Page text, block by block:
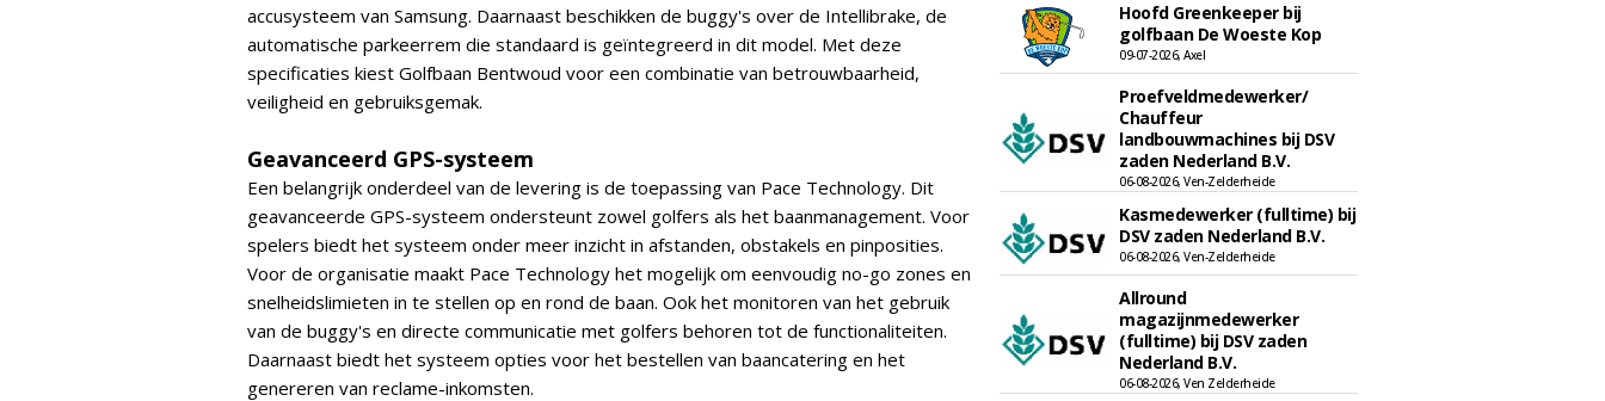
accusysteem van Samsung. Daarnaast beschikken de buggy's over de Intellibrake, de
automatische parkeerrem die standaard is geïntegreerd in dit model. Met deze
specificaties kiest Golfbaan Bentwoud voor een combinatie van betrouwbaarheid,
veiligheid en gebruiksgemak.
Geavanceerd GPS-systeem
Een belangrijk onderdeel van de levering is de toepassing van Pace Technology. Dit
geavanceerde GPS-systeem ondersteunt zowel golfers als het baanmanagement. Voor
spelers biedt het systeem onder meer inzicht in afstanden, obstakels en pinposities.
Voor de organisatie maakt Pace Technology het mogelijk om eenvoudig no-go zones en
snelheidslimieten in te stellen op en rond de baan. Ook het monitoren van het gebruik
van de buggy's en directe communicatie met golfers behoren tot de functionaliteiten.
Daarnaast biedt het systeem opties voor het bestellen van baancatering en het
genereren van reclame-inkomsten.
Hoofd Greenkeeper bij
golfbaan De Woeste Kop
09-07-2026, Axel
Proefveldmedewerker/
Chauffeur
landbouwmachines bij DSV
zaden Nederland B.V.
06-08-2026, Ven-Zelderheide
Kasmedewerker (fulltime) bij
DSV zaden Nederland B.V.
06-08-2026, Ven-Zelderheide
Allround
magazijnmedewerker
(fulltime) bij DSV zaden
Nederland B.V.
06-08-2026, Ven Zelderheide